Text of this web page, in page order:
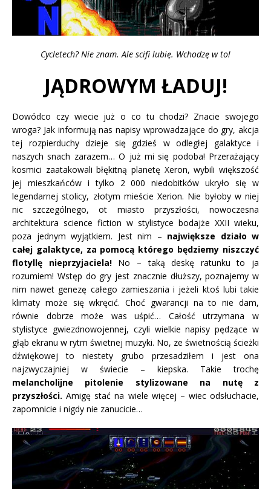
Cycletech? Nie znam. Ale scifi lubię. Wchodzę w to!
JĄDROWYM ŁADUJ!
Dowódco czy wiecie już o co tu chodzi? Znacie swojego
wroga? Jak informują nas napisy wprowadzające do gry, akcja
tej rozpierduchy dzieje się gdzieś w odległej galaktyce i
naszych snach zarazem… O już mi się podoba! Przerażający
kosmici zaatakowali błękitną planetę Xeron, wybili większość
jej mieszkańców i tylko 2 000 niedobitków ukryło się w
legendarnej stolicy, złotym mieście Xerion. Nie byłoby w niej
nic szczególnego, ot miasto przyszłości, nowoczesna
architektura science fiction w stylistyce bodajże XXII wieku,
poza jednym wyjątkiem. Jest nim – największe działo w
całej galaktyce, za pomocą którego będziemy niszczyć
flotyllę nieprzyjaciela!No – taką deskę ratunku to ja
rozumiem! Wstęp do gry jest znacznie dłuższy, poznajemy w
nim nawet genezę całego zamieszania i jeżeli ktoś lubi takie
klimaty może się wkręcić. Choć gwarancji na to nie dam,
równie dobrze może was uśpić… Całość utrzymana w
stylistyce gwiezdnowojennej, czyli wielkie napisy pędzące w
głąb ekranu w rytm świetnej muzyki. No, ze świetnością ścieżki
dźwiękowej to niestety grubo przesadziłem i jest ona
najzwyczajniej w świecie – kiepska. Takie trochę
melancholijne pitolenie stylizowane na nutę z
przyszłości. Amigę stać na wiele więcej – wiec odsłuchacie,
zapomnicie i nigdy nie zanucicie…